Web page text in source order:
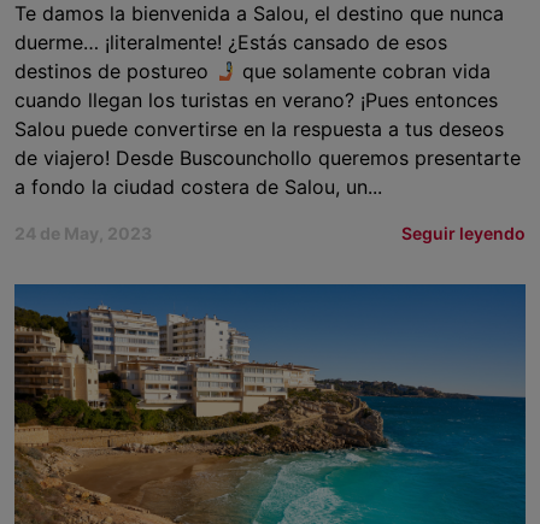
Te damos la bienvenida a Salou, el destino que nunca
duerme… ¡literalmente! ¿Estás cansado de esos
destinos de postureo
que solamente cobran vida
cuando llegan los turistas en verano? ¡Pues entonces
Salou puede convertirse en la respuesta a tus deseos
de viajero! Desde Buscounchollo queremos presentarte
a fondo la ciudad costera de Salou, un...
24 de May, 2023 Seguir leyendo